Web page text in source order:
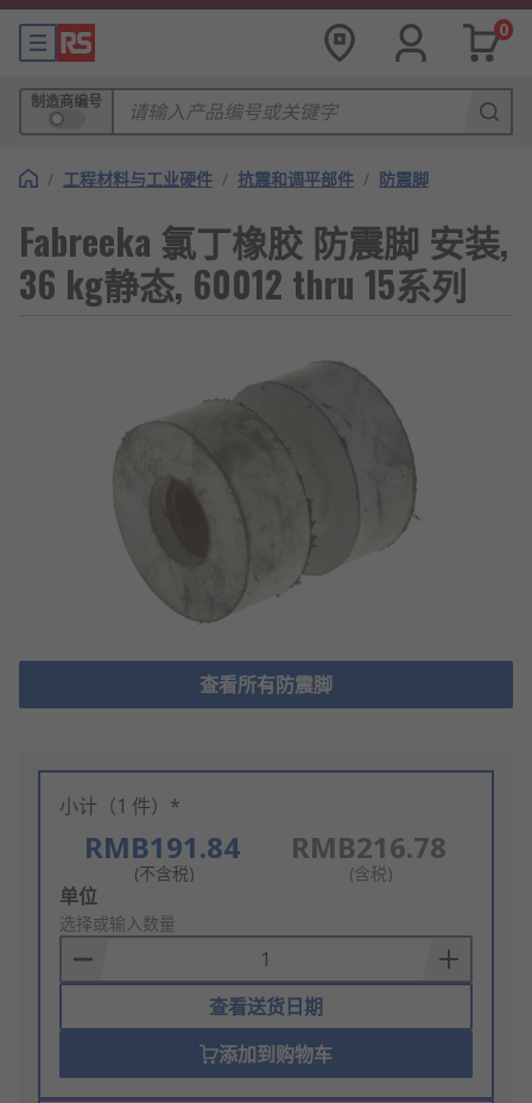
0
制造商编号
/ 工程材料与工业硬件 / 抗震和调平部件 / 防震脚
Fabreeka 氯丁橡胶 防震脚 安装,
36 kg静态, 60012 thru 15系列
查看所有防震脚
小计（1 件）*
RMB191.84
(不含税)
RMB216.78
(含税)
Add
to
Basket
单位
选择或输入数量
查看送货日期
添加到购物车